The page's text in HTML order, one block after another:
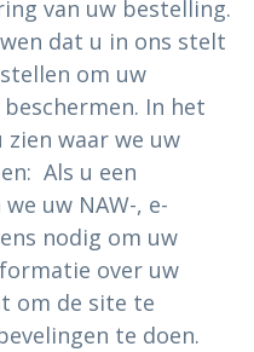
van uw bestelling.
dat u in ons stelt
om uw
In het
waar we uw
Als u een
uw NAW-, e-
nodig om uw
over uw
om de site te
te doen.